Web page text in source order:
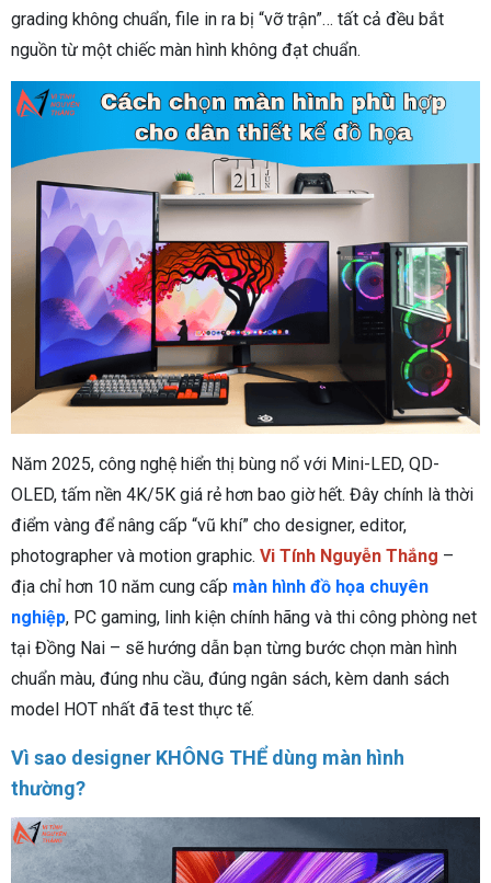
grading không chuẩn, file in ra bị “vỡ trận”… tất cả đều bắt
nguồn từ một chiếc màn hình không đạt chuẩn.
Năm 2025, công nghệ hiển thị bùng nổ với Mini-LED, QD-
OLED, tấm nền 4K/5K giá rẻ hơn bao giờ hết. Đây chính là thời
điểm vàng để nâng cấp “vũ khí” cho designer, editor,
photographer và motion graphic. Vi Tính Nguyễn Thắng –
địa chỉ hơn 10 năm cung cấp màn hình đồ họa chuyên
nghiệp, PC gaming, linh kiện chính hãng và thi công phòng net
tại Đồng Nai – sẽ hướng dẫn bạn từng bước chọn màn hình
chuẩn màu, đúng nhu cầu, đúng ngân sách, kèm danh sách
model HOT nhất đã test thực tế.
Vì sao designer KHÔNG THỂ dùng màn hình
thường?